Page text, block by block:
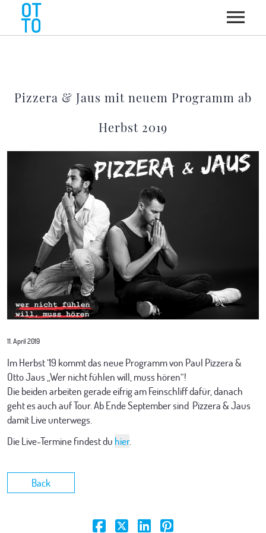
NEWS
ÜBER OTTO
ON STAGE
KABARETT
SCHAUSPIEL
MUSICAL
TERMINE
MEDIEN
PRESSEMATERIAL
KONTAKT
Pizzera & Jaus mit neuem Programm ab
Herbst 2019
11. April 2019
Im Herbst ’19 kommt das neue Programm von Paul Pizzera &
Otto Jaus „Wer nicht fühlen will, muss hören“!
Die beiden arbeiten gerade eifrig am Feinschliff dafür, danach
geht es auch auf Tour. Ab Ende September sind Pizzera & Jaus
damit Live unterwegs.
Die Live-Termine findest du hier.
Back